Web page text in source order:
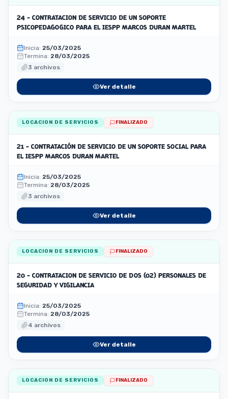
24 - CONTRATACION DE SERVICIO DE UN SOPORTE
PSICOPEDAGOGICO PARA EL IESPP MARCOS DURAN MARTEL
Inicia: 25/03/2025
Termina: 28/03/2025
3 archivos
Ver detalle
LOCACION DE SERVICIOS FINALIZADO
21 - CONTRATACIÓN DE SERVICIO DE UN SOPORTE SOCIAL PARA
EL IESPP MARCOS DURAN MARTEL
Inicia: 25/03/2025
Termina: 28/03/2025
3 archivos
Ver detalle
LOCACION DE SERVICIOS FINALIZADO
20 - CONTRATACION DE SERVICIO DE DOS (02) PERSONALES DE
SEGURIDAD Y VIGILANCIA
Inicia: 25/03/2025
Termina: 28/03/2025
4 archivos
Ver detalle
LOCACION DE SERVICIOS FINALIZADO